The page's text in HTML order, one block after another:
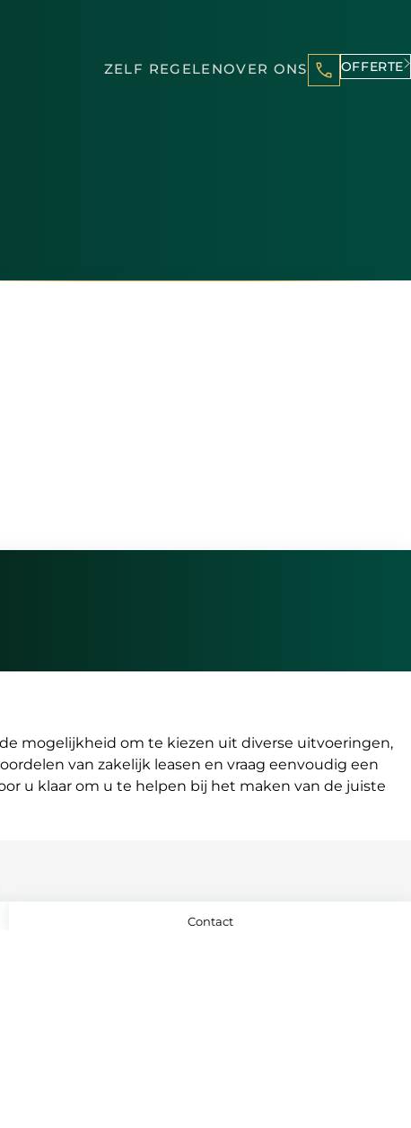
ZELF REGELENOVER ONS OFFERTE
mogelijkheid om te kiezen uit diverse uitvoeringen,
van zakelijk leasen en vraag eenvoudig een
u klaar om u te helpen bij het maken van de juiste
Contact